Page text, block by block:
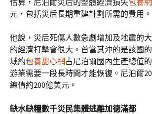
估算，尼泊爾災后的整體經濟損失包養網
元，包括災后長期重建計劃所需的費用。
他說，災后死傷人數急劇增加及地震的
的經濟打擊會很大。首當其沖的是該國
域約包養甜心網 占尼泊爾國內生產總值
游業需要一段長時間才能恢復。尼泊爾
總值約200億美元。
缺水缺糧數千災民集體逃離加德滿都